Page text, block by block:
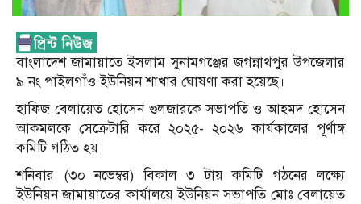
বাংলাদেশ জামায়াতে ইসলাম সুনামগঞ্জের জগন্নাথপুর উপজেলার
৯ নং পাইলগাঁও ইউনিয়ন শাখার ঘোষণা করা হয়েছে।
হাফিজ বেলায়েত হোসেন গুলজারকে সভাপতি ও আহমদ হোসেন
আকমলকে সেক্রেটারি করে ২০২৫- ২০২৬ কার্যকালের পূর্ণাঙ্গ
কমিটি গঠিত হয়।
শনিবার (৩০ নভেম্বর) বিকাল ৩ টায় কমিটি গঠনের লক্ষ্যে
ইউনিয়ন জামায়াতের কার্যালয়ে ইউনিয়ন সভাপতি মোঃ বেলায়েত